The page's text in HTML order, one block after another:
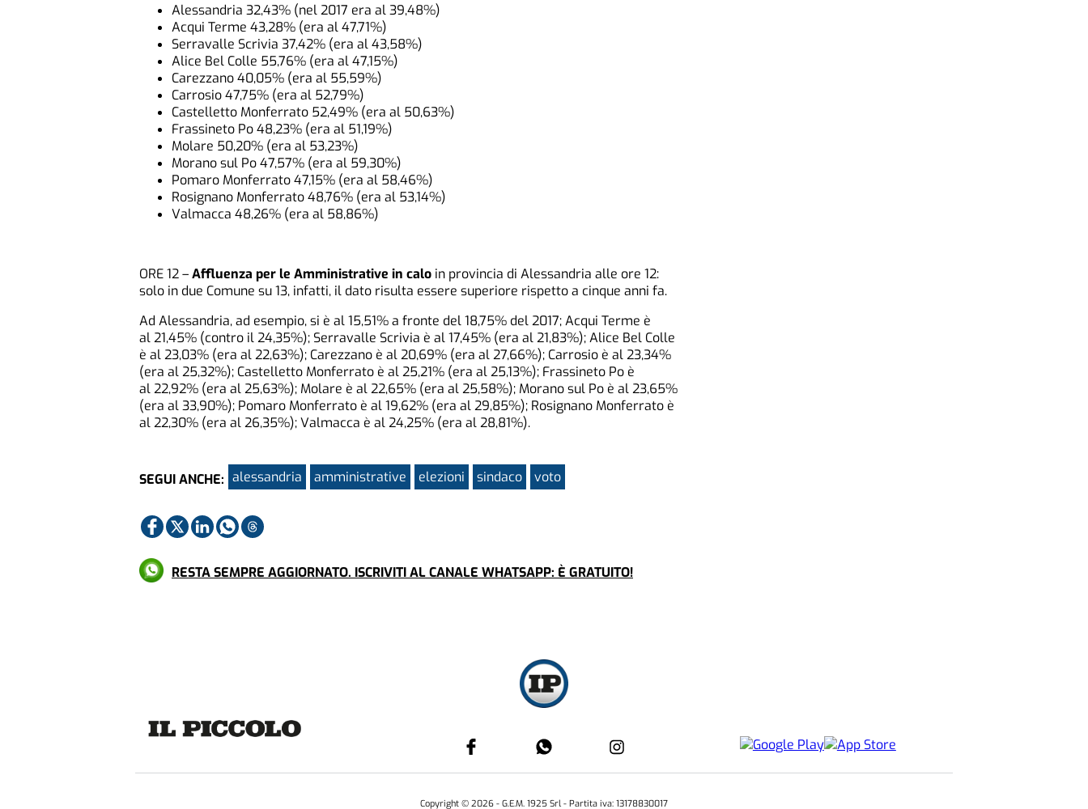
Alessandria 32,43% (nel 2017 era al 39,48%)
Acqui Terme 43,28% (era al 47,71%)
Serravalle Scrivia 37,42% (era al 43,58%)
Alice Bel Colle 55,76% (era al 47,15%)
Carezzano 40,05% (era al 55,59%)
Carrosio 47,75% (era al 52,79%)
Castelletto Monferrato 52,49% (era al 50,63%)
Frassineto Po 48,23% (era al 51,19%)
Molare 50,20% (era al 53,23%)
Morano sul Po 47,57% (era al 59,30%)
Pomaro Monferrato 47,15% (era al 58,46%)
Rosignano Monferrato 48,76% (era al 53,14%)
Valmacca 48,26% (era al 58,86%)
ORE 12 –Affluenza per le Amministrative in calo in provincia di Alessandria alle ore 12:
solo in due Comune su 13, infatti, il dato risulta essere superiore rispetto a cinque anni fa.
Ad Alessandria, ad esempio, si è al 15,51% a fronte del 18,75% del 2017; Acqui Terme è
al 21,45% (contro il 24,35%); Serravalle Scrivia è al 17,45% (era al 21,83%); Alice Bel Colle
è al 23,03% (era al 22,63%); Carezzano è al 20,69% (era al 27,66%); Carrosio è al 23,34%
(era al 25,32%); Castelletto Monferrato è al 25,21% (era al 25,13%); Frassineto Po è
al 22,92% (era al 25,63%); Molare è al 22,65% (era al 25,58%); Morano sul Po è al 23,65%
(era al 33,90%); Pomaro Monferrato è al 19,62% (era al 29,85%); Rosignano Monferrato è
al 22,30% (era al 26,35%); Valmacca è al 24,25% (era al 28,81%).
SEGUI ANCHE: alessandria amministrative elezioni sindaco voto
RESTA SEMPRE AGGIORNATO. ISCRIVITI AL CANALE WHATSAPP: È GRATUITO!
Copyright © 2026 - G.E.M. 1925 Srl - Partita iva: 13178830017